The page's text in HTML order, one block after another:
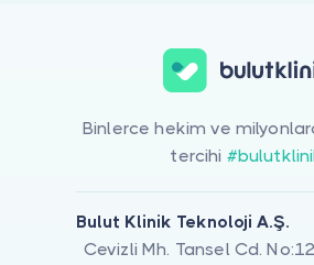
Binlerce hekim ve
tercihi
Bulut Klinik Teknoloji A.Ş.
Cevizli Mh. Tansel Cd.